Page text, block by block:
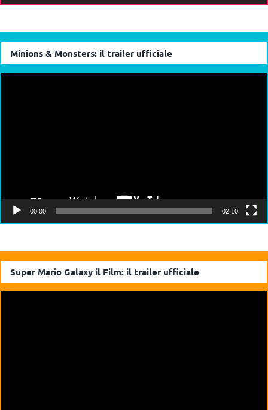
Minions & Monsters: il trailer ufficiale
00:00 02:10
Super Mario Galaxy il Film: il trailer ufficiale